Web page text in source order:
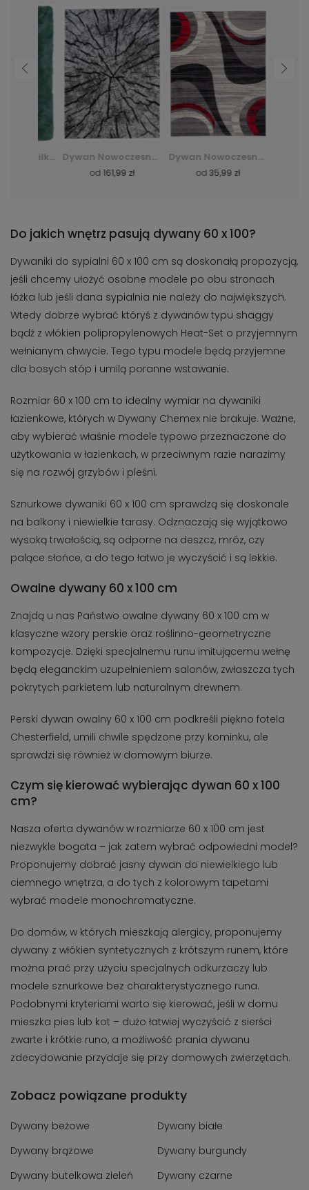
Dywan Nowoczesny Q710A Luxury Pp Esm - biały
161,99 zł
Dywan Nowoczesny F844B Cheap Pp Crm - szary
35,99 zł
Do jakich wnętrz pasują dywany 60 x 100?
Dywaniki do sypialni 60 x 100 cm są doskonałą propozycją,
jeśli chcemy ułożyć osobne modele po obu stronach
łóżka lub jeśli dana sypialnia nie należy do największych.
Wtedy dobrze wybrać któryś z dywanów typu shaggy
bądź z włókien polipropylenowych Heat-Set o przyjemnym
wełnianym chwycie. Tego typu modele będą przyjemne
dla bosych stóp i umilą poranne wstawanie.
Rozmiar 60 x 100 cm to idealny wymiar na dywaniki
łazienkowe, których w Dywany Chemex nie brakuje. Ważne,
aby wybierać właśnie modele typowo przeznaczone do
użytkowania w łazienkach, w przeciwnym razie narazimy
się na rozwój grzybów i pleśni.
Sznurkowe dywaniki 60 x 100 cm sprawdzą się doskonale
na balkony i niewielkie tarasy. Odznaczają się wyjątkowo
wysoką trwałością, są odporne na deszcz, mróz, czy
palące słońce, a do tego łatwo je wyczyścić i są lekkie.
Owalne dywany 60 x 100 cm
Znajdą u nas Państwo owalne dywany 60 x 100 cm w
klasyczne wzory perskie oraz roślinno-geometryczne
kompozycje. Dzięki specjalnemu runu imitującemu wełnę
będą eleganckim uzupełnieniem salonów, zwłaszcza tych
pokrytych parkietem lub naturalnym drewnem.
Perski dywan owalny 60 x 100 cm podkreśli piękno fotela
Chesterfield, umili chwile spędzone przy kominku, ale
sprawdzi się również w domowym biurze.
Czym się kierować wybierając dywan 60 x 100
cm?
Nasza oferta dywanów w rozmiarze 60 x 100 cm jest
niezwykle bogata – jak zatem wybrać odpowiedni model?
Proponujemy dobrać jasny dywan do niewielkiego lub
ciemnego wnętrza, a do tych z kolorowym tapetami
wybrać modele monochromatyczne.
Do domów, w których mieszkają alergicy, proponujemy
dywany z włókien syntetycznych z krótszym runem, które
można prać przy użyciu specjalnych odkurzaczy lub
modele sznurkowe bez charakterystycznego runa.
Podobnymi kryteriami warto się kierować, jeśli w domu
mieszka pies lub kot – dużo łatwiej wyczyścić z sierści
zwarte i krótkie runo, a możliwość prania dywanu
zdecydowanie przydaje się przy domowych zwierzętach.
Zobacz powiązane produkty
Dywany beżowe
Dywany białe
Dywany brązowe
Dywany burgundy
Dywany butelkowa zieleń
Dywany czarne